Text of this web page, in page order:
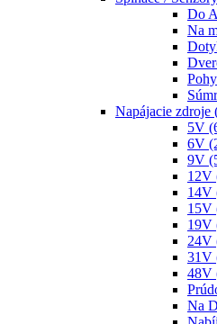
Do
Na
Napájacie zdroje
5V
6V
9V
12V
14V
15V
19V
24V
31V
48V
Na